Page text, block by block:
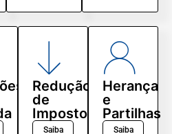
Redução
de
Impostos:
Saiba
Herança
e
Partilhas
Saiba